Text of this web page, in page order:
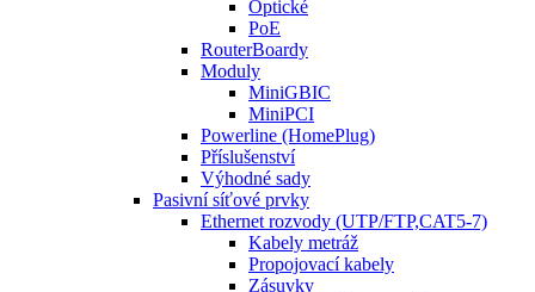
Optické
PoE
RouterBoardy
Moduly
MiniGBIC
MiniPCI
Powerline (HomePlug)
Příslušenství
Výhodné sady
Pasivní síťové prvky
Ethernet rozvody (UTP/FTP,CAT5-7)
Kabely metráž
Propojovací kabely
Zásuvky